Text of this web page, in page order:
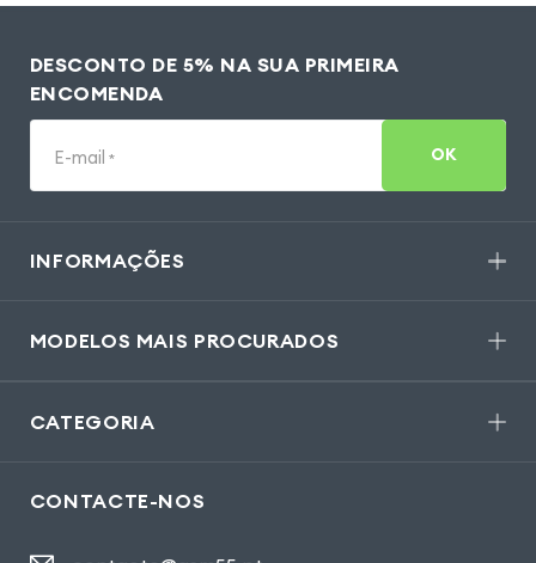
DESCONTO DE 5% NA SUA PRIMEIRA
ENCOMENDA
E-mail * OK
INFORMAÇÕES
MODELOS MAIS PROCURADOS
CATEGORIA
CONTACTE-NOS